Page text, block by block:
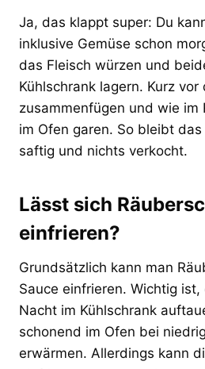
Ja, das klappt super: Du
inklusive Gemüse schon
das Fleisch würzen und
Kühlschrank lagern. Kurz
zusammenfügen und wie im
im Ofen garen. So bleibt
saftig und nichts verkocht.
Lässt sich
einfrieren?
Grundsätzlich kann man
Sauce einfrieren. Wichtig
Nacht im Kühlschrank
schonend im Ofen bei
erwärmen. Allerdings kann